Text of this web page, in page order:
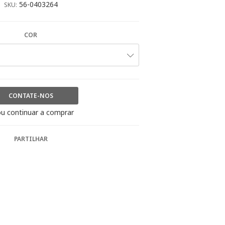
SKU: 56-0403264
COR
CONTATE-NOS
continuar a comprar
PARTILHAR